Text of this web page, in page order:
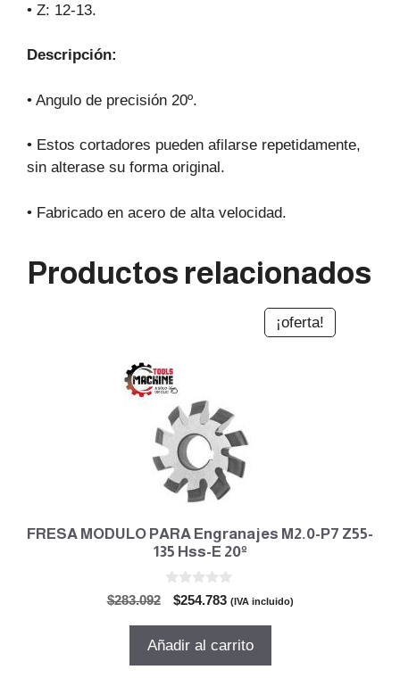
• Z: 12-13.
Descripción:
• Angulo de precisión 20º.
• Estos cortadores pueden afilarse repetidamente,
sin alterase su forma original.
• Fabricado en acero de alta velocidad.
Productos relacionados
¡oferta!
FRESA MODULO PARA Engranajes M2.0-P7 Z55-
135 Hss-E 20º
$283.092
El
original
$254.783El
actual
(IVA incluido)
Añadir al carrito